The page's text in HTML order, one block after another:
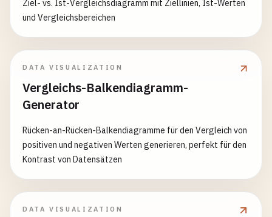
Ziel- vs. Ist-Vergleichsdiagramm mit Ziellinien, Ist-Werten
und Vergleichsbereichen
DATA VISUALIZATION
Vergleichs-Balkendiagramm-
Generator
Rücken-an-Rücken-Balkendiagramme für den Vergleich von
positiven und negativen Werten generieren, perfekt für den
Kontrast von Datensätzen
DATA VISUALIZATION